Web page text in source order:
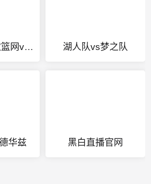
全场高清回放篮网vs火箭 湖人队vs梦之队
华兹 黑白直播官网